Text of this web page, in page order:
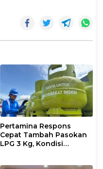
Pertamina Respons
Cepat Tambah Pasokan
LPG 3 Kg, Kondisi